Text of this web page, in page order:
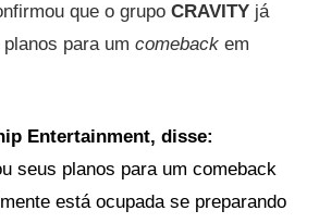
que o grupoCRAVITY já
planos para umcomeback em
Entertainment, disse:
seus planos para um comeback
está ocupada se preparando